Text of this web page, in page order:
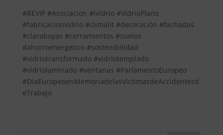
#REVIP #Asociacion #ividrio #VidrioPlano
#fabricacionvidrio #climalit #decoración #fachadas
#claraboyas #cerramientos #suelos
#ahorroenergetico #sostenibilidad
#vidriotransformado #vidriotemplado
#vidriolaminado #ventanas #ParlamentoEuropeo
#DíaEuropeoenMemoriadelasVíctimasdeAccidentesd
eTrabajo